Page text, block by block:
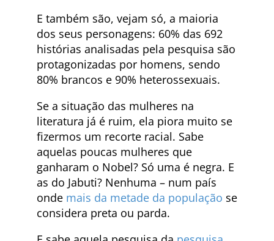
E também são, vejam só, a maioria
dos seus personagens: 60% das 692
histórias analisadas pela pesquisa são
protagonizadas por homens, sendo
80% brancos e 90% heterossexuais.
Se a situação das mulheres na
literatura já é ruim, ela piora muito se
fizermos um recorte racial. Sabe
aquelas poucas mulheres que
ganharam o Nobel? Só uma é negra. E
as do Jabuti? Nenhuma – num país
onde mais da metade da população se
considera preta ou parda.